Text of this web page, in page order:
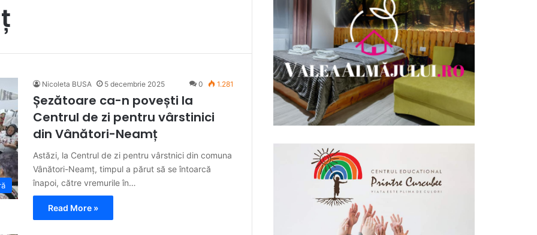
Nicoleta BUSA 5 decembrie 2025 0 1.281
Șezătoare ca-n povești la
Centrul de zi pentru vârstinici
din Vânători-Neamț
Astăzi, la Centrul de zi pentru vârstnici din comuna
Vânători-Neamț, timpul a părut să se întoarcă
înapoi, către vremurile în…
Read More »